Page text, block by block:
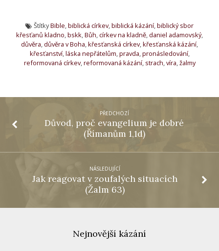
ŠtítkyBible,biblická církev,biblická kázání,biblický sbor
křesťanů kladno,bskk,Bůh,církev na kladně,daniel adamovský,
důvěra,důvěra v Boha,křesťanská církev,křesťanská kázání,
křesťanství,láska nepřátelům,pravda,pronásledování,
reformovaná církev,reformovaná kázání, strach,víra,žalmy
PŘEDCHOZÍ
Důvod, proč evangelium je dobré
(Římanům 1,1d)
NÁSLEDUJÍCÍ
Jak reagovat v zoufalých situacích
(Žalm 63)
Nejnovější kázání